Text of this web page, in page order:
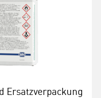
Ersatzverpackung